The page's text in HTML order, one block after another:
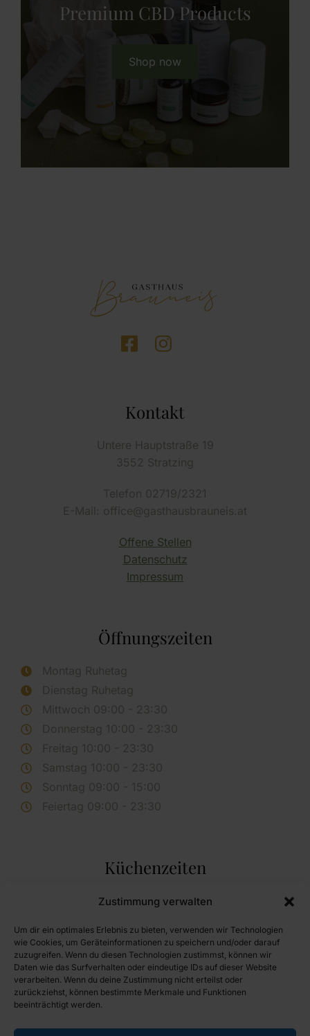
Zustimmung verwalten
Um dir ein optimales Erlebnis zu bieten, verwenden wir Technologien
wie Cookies, um Geräteinformationen zu speichern und/oder darauf
zuzugreifen. Wenn du diesen Technologien zustimmst, können wir
Daten wie das Surfverhalten oder eindeutige IDs auf dieser Website
verarbeiten. Wenn du deine Zustimmung nicht erteilst oder
zurückziehst, können bestimmte Merkmale und Funktionen
beeinträchtigt werden.
Premium CBD Products
Shop now
Kontakt
Untere Hauptstraße 19
3552 Stratzing
Telefon 02719/2321
E-Mail: office@gasthausbrauneis.at
Offene Stellen
Datenschutz
Impressum
Öffnungszeiten
Montag Ruhetag
Dienstag Ruhetag
Mittwoch 09:00 - 23:30
Donnerstag 10:00 - 23:30
Freitag 10:00 - 23:30
Samstag 10:00 - 23:30
Sonntag 09:00 - 15:00
Feiertag 09:00 - 23:30
Küchenzeiten
Montag Ruhetag
Mittwoch 11:30 - 14:00 und 17:00 - 20:30
Donnerstag 11:30 - 14:00 und 17:00 - 20:30
Freitag 11:30 - 14:00 und 17:00 - 20:30
Samstag 11:30 - 14:00 und 17:00 - 20:30